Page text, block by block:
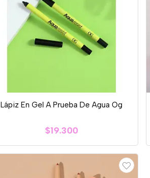
Lápiz En Gel A Prueba De Agua Og
$19.300